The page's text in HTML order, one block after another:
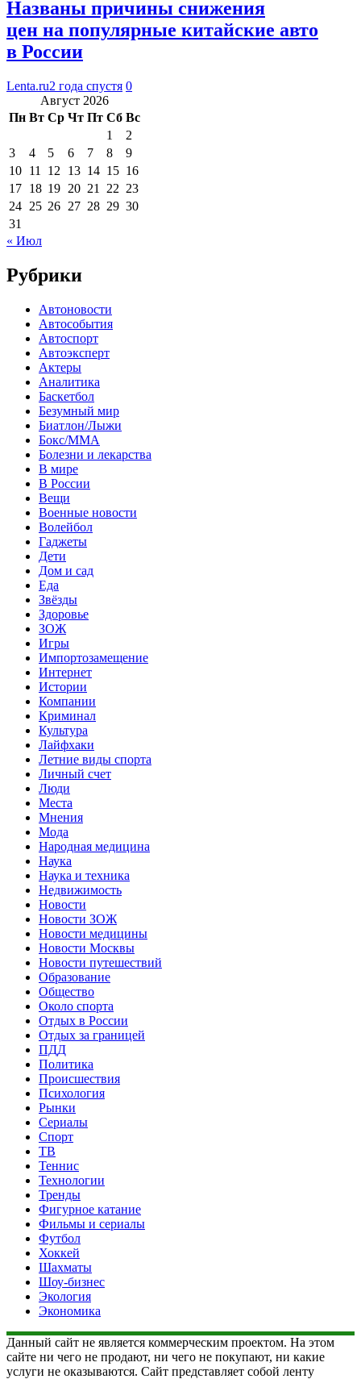
Названы причины снижения
цен на популярные китайские авто
в России
Lenta.ru2 года спустя 0
Август 2026
Пн Вт Ср Чт Пт Сб Вс
1
2
3
4 5 6 7 8
9
10 11 12 13 14 15 16
17 18 19 20 21 22 23
24 25 26 27 28 29 30
31
« Июл
Рубрики
Автоновости
Автособытия
Автоспорт
Автоэксперт
Актеры
Аналитика
Баскетбол
Безумный мир
Биатлон/Лыжи
Бокс/MMA
Болезни и лекарства
В мире
В России
Вещи
Военные новости
Волейбол
Гаджеты
Дети
Дом и сад
Еда
Звёзды
Здоровье
ЗОЖ
Игры
Импортозамещение
Интернет
Истории
Компании
Криминал
Культура
Лайфхаки
Летние виды спорта
Личный счет
Люди
Места
Мнения
Мода
Народная медицина
Наука
Наука и техника
Недвижимость
Новости
Новости ЗОЖ
Новости медицины
Новости Москвы
Новости путешествий
Образование
Общество
Около спорта
Отдых в России
Отдых за границей
ПДД
Политика
Происшествия
Психология
Рынки
Сериалы
Спорт
ТВ
Теннис
Технологии
Тренды
Фигурное катание
Фильмы и сериалы
Футбол
Хоккей
Шахматы
Шоу-бизнес
Экология
Экономика
Данный сайт не является коммерческим проектом. На этом
сайте ни чего не продают, ни чего не покупают, ни какие
услуги не оказываются. Сайт представляет собой ленту